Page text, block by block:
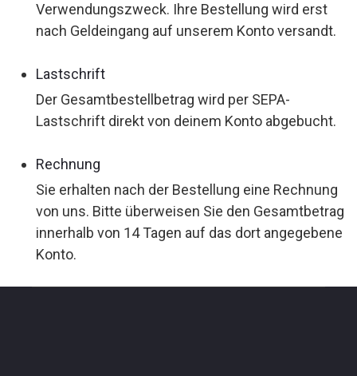
Verwendungszweck. Ihre Bestellung wird erst
nach Geldeingang auf unserem Konto versandt.
Lastschrift
Der Gesamtbestellbetrag wird per SEPA-
Lastschrift direkt von deinem Konto abgebucht.
Rechnung
Sie erhalten nach der Bestellung eine Rechnung
von uns. Bitte überweisen Sie den Gesamtbetrag
innerhalb von 14 Tagen auf das dort angegebene
Konto.